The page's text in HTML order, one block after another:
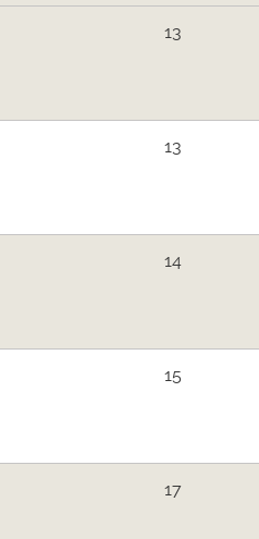
13
13
14
15
17